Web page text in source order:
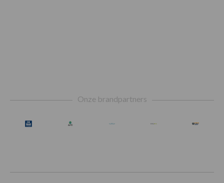
Onze brandpartners